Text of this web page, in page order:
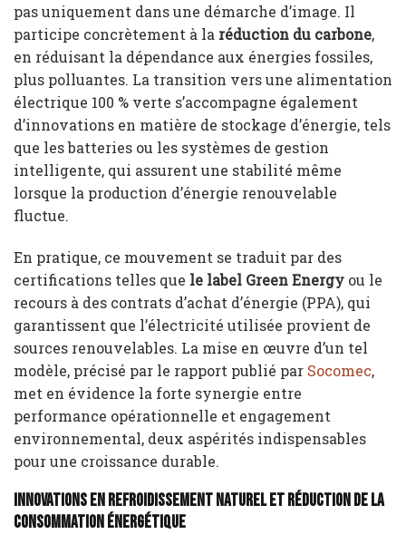
pas uniquement dans une démarche d’image. Il
participe concrètement à la réduction du carbone,
en réduisant la dépendance aux énergies fossiles,
plus polluantes. La transition vers une alimentation
électrique 100 % verte s’accompagne également
d’innovations en matière de stockage d’énergie, tels
que les batteries ou les systèmes de gestion
intelligente, qui assurent une stabilité même
lorsque la production d’énergie renouvelable
fluctue.
En pratique, ce mouvement se traduit par des
certifications telles que le label Green Energy ou le
recours à des contrats d’achat d’énergie (PPA), qui
garantissent que l’électricité utilisée provient de
sources renouvelables. La mise en œuvre d’un tel
modèle, précisé par le rapport publié par Socomec,
met en évidence la forte synergie entre
performance opérationnelle et engagement
environnemental, deux aspérités indispensables
pour une croissance durable.
Innovations en Refroidissement Naturel et Réduction de la
Consommation Énergétique